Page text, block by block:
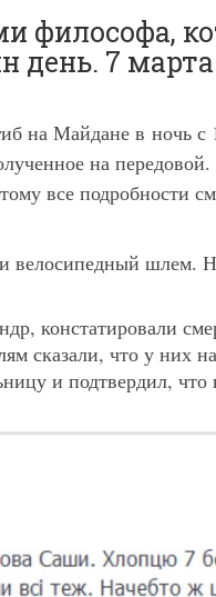
философа,
день. 7
на Майдане в ночь с
на
все подробности
велосипедный шлем.
констатировали
сказали, что у них
и подтвердил,